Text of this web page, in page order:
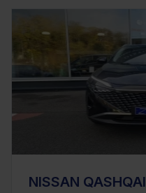
NISSAN QASHQAI